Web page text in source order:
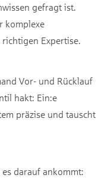
gefragt ist.
komplexe
Expertise.
Vor- und Rücklauf
hakt: Ein:e
präzise und tauscht
es darauf ankommt: